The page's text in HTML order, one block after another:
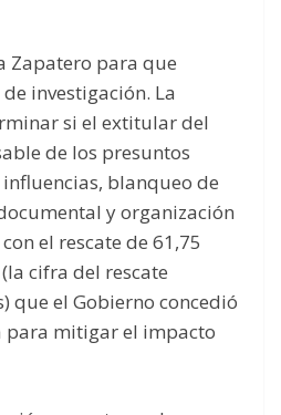
Zapatero para que
investigación. La
si el extitular del
de los presuntos
blanqueo de
y organización
el rescate de 61,75
cifra del rescate
que el Gobierno concedió
para mitigar el impacto